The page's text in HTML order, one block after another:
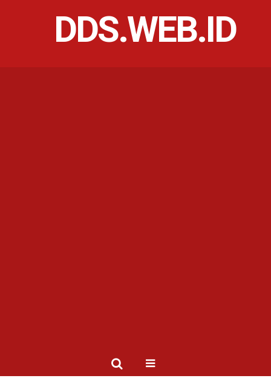
DDS.WEB.ID